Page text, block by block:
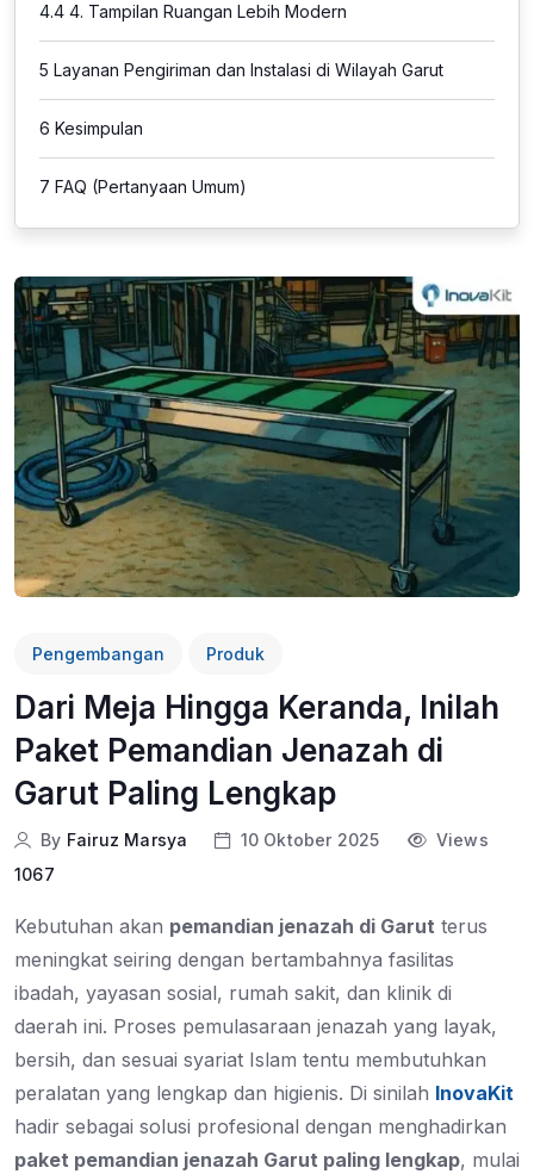
4.4 4. Tampilan Ruangan Lebih Modern
5 Layanan Pengiriman dan Instalasi di Wilayah Garut
6 Kesimpulan
7 FAQ (Pertanyaan Umum)
Pengembangan Produk
Dari Meja Hingga Keranda, Inilah
Paket Pemandian Jenazah di
Garut Paling Lengkap
By Fairuz Marsya 10 Oktober 2025
Views
1067
Kebutuhan akan pemandian jenazah di Garut terus
meningkat seiring dengan bertambahnya fasilitas
ibadah, yayasan sosial, rumah sakit, dan klinik di
daerah ini. Proses pemulasaraan jenazah yang layak,
bersih, dan sesuai syariat Islam tentu membutuhkan
peralatan yang lengkap dan higienis. Di sinilah InovaKit
hadir sebagai solusi profesional dengan menghadirkan
paket pemandian jenazah Garut paling lengkap, mulai